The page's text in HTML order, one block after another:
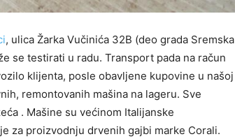
, ulica Žarka Vučinića 32B (deo grada Sremska
se testirati u radu. Transport pada na račun
klijenta, posle obavljene kupovine u našoj
remontovanih mašina na lageru. Sve
. Mašine su većinom Italijanske
za proizvodnju drvenih gajbi marke Corali.